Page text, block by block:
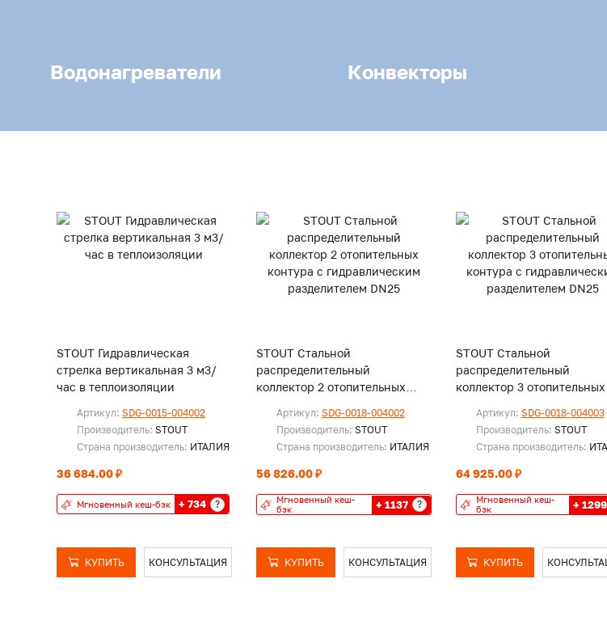
Водонагреватели Конвекторы
STOUT Гидравлическая
стрелка вертикальная 3 м3/
час в теплоизоляции
Артикул: SDG-0015-004002
Производитель: STOUT
Страна производитель: ИТАЛИЯ
36 684.00 ₽
Мгновенный кеш-бэк + 734 ?
КУПИТЬ КОНСУЛЬТАЦИЯ
STOUT Стальной
распределительный
коллектор 2 отопительных
разделителем DN25
Артикул: SDG-0018-004002
Производитель: STOUT
Страна производитель: ИТАЛИЯ
56 826.00 ₽
Мгновенный кеш-
бэк
+ 1137 ?
КУПИТЬ КОНСУЛЬТАЦИЯ
STOUT Стальной
распределительный
коллектор 3 отопительных
разделителем DN25
Артикул: SDG-0018-004003
Производитель: STOUT
Страна производитель:
64 925.00 ₽
Мгновенный кеш-
бэк
+ 1299
КУПИТЬ